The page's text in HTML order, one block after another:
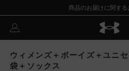
商品のお届けに関する
ウィメンズ＋ボーイズ＋ユニ
袋＋ソックス